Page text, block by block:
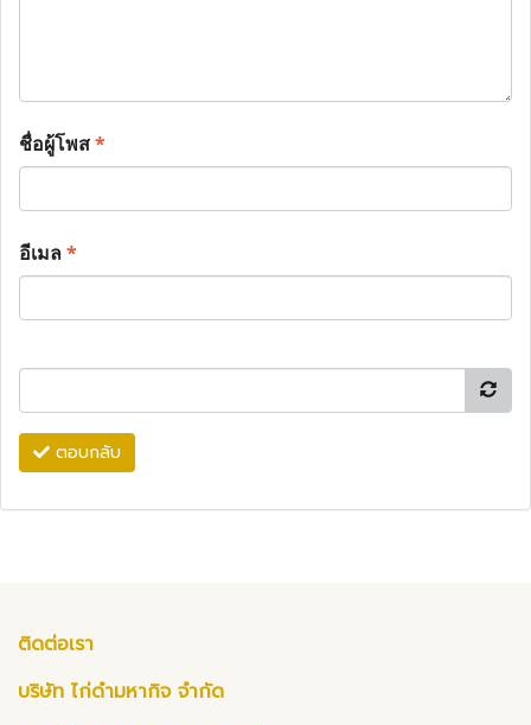
ชื่อผู้โพส*
อีเมล*
ตอบกลับ
ติดต่อเรา
บริษัท ไก่ดำมหากิจ จำกัด